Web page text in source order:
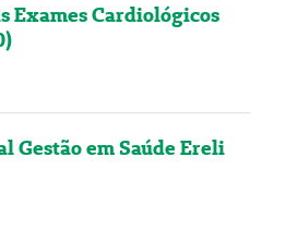
Exames Cardiológicos
Gestão em Saúde Ereli